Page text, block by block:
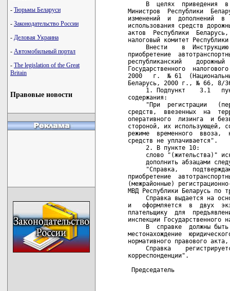
- Тюрьмы Беларуси
- Законодательство России
- Деловая Украина
- Автомобильный портал
- The legislation of the Great
Britain
Правовые новости
В  целях  приведения
Министров  Республики
изменений  и  дополнений  в
использования средств
актов  Республики
налоговый комитет
Внести    в
приобретение
республиканский
Государственного
2000   г.  № 61
Беларусь, 2000 г., № 66, 8/
1. Подпункт    3.1
содержания:
"При  регистрации
средств,  ввезенных  на
оперативного  лизинга  и
стороной, их использующей,
режиме  временного  ввоза,
средств не уплачивается".
     2. В пункте 10:
слово "(жительства)"
дополнить абзацами
"Справка,
приобретение
(межрайонные)
МВД Республики Беларусь по
Справка выдается на
и   оформляется  в  двух
плательщику  для
инспекции Государственного
В  справке  должны
местонахождение
нормативного правового
Справка
корреспонденции".
Председатель